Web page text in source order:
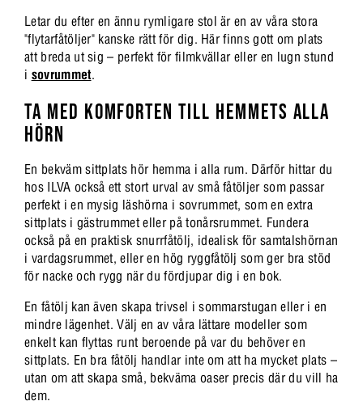
Letar du efter en ännu rymligare stol är en av våra stora
"flytarfåtöljer" kanske rätt för dig. Här finns gott om plats
att breda ut sig – perfekt för filmkvällar eller en lugn stund
i sovrummet.
TA MED KOMFORTEN TILL HEMMETS ALLA
HÖRN
En bekväm sittplats hör hemma i alla rum. Därför hittar du
hos ILVA också ett stort urval av små fåtöljer som passar
perfekt i en mysig läshörna i sovrummet, som en extra
sittplats i gästrummet eller på tonårsrummet. Fundera
också på en praktisk snurrfåtölj, idealisk för samtalshörnan
i vardagsrummet, eller en hög ryggfåtölj som ger bra stöd
för nacke och rygg när du fördjupar dig i en bok.
En fåtölj kan även skapa trivsel i sommarstugan eller i en
mindre lägenhet. Välj en av våra lättare modeller som
enkelt kan flyttas runt beroende på var du behöver en
sittplats. En bra fåtölj handlar inte om att ha mycket plats –
utan om att skapa små, bekväma oaser precis där du vill ha
dem.